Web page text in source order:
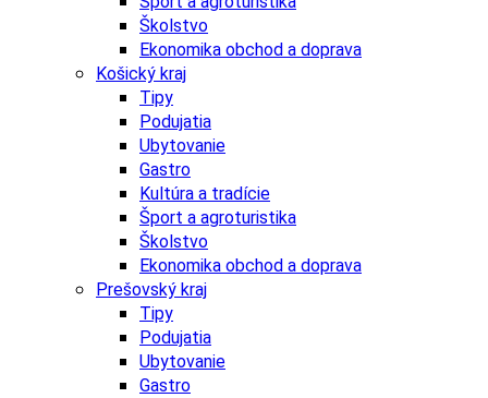
Školstvo
Ekonomika obchod a doprava
Košický kraj
Tipy
Podujatia
Ubytovanie
Gastro
Kultúra a tradície
Šport a agroturistika
Školstvo
Ekonomika obchod a doprava
Prešovský kraj
Tipy
Podujatia
Ubytovanie
Gastro